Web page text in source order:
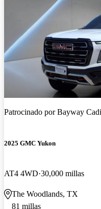
Patrocinado porBayway
2025 GMC Yukon
AT4 4WD 30,000 millas
The Woodlands, TX
81 millas